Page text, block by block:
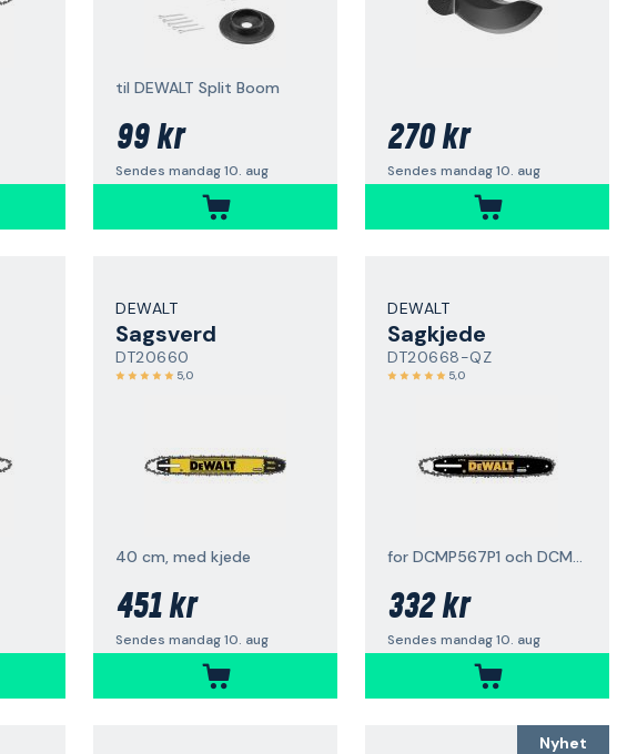
til DEWALT Split Boom
99 kr
Sendes mandag 10. aug
270 kr
Sendes mandag 10. aug
DEWALT
Sagsverd
DT20660
5,0
40 cm, med kjede
451 kr
Sendes mandag 10. aug
DEWALT
Sagkjede
DT20668-QZ
5,0
for DCMP567P1 och DCMPS567N
332 kr
Sendes mandag 10. aug
Nyhet